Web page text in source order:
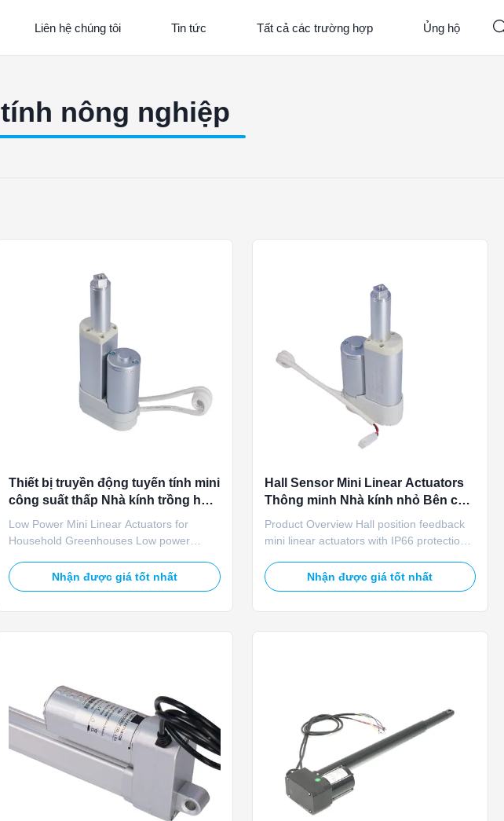
Liên hệ chúng tôi Tin tức Tất cả các trường hợp Ủng hộ
nông nghiệp
Thiết bị truyền động tuyến tính mini
công suất thấp Nhà kính trồng hoa
mini trong gia đình
Low Power Mini Linear Actuators for
Household Greenhouses Low power
IP65 protection rating provide 400N thrust
for mini household vegetable and flower
Nhận được giá tốt nhất
Hall Sensor Mini Linear Actuators
Thông minh Nhà kính nhỏ Bên cửa
sổ không khí
Product Overview Hall position feedback
mini linear actuators with IP66 protection
greenhouse side ventilation windows.
These 12V/24V dual voltage actuators
Nhận được giá tốt nhất